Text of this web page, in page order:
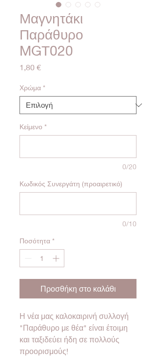
Μαγνητάκι
Παράθυρο
MGΤ020
1,80 €Τιμή
Χρώμα *
Κείμενο *
0/20
Κωδικός Συνεργάτη (προαιρετικό)
0/10
Ποσότητα *
Προσθήκη στο καλάθι
Η νέα μας καλοκαιρινή συλλογή
"Παράθυρο με θέα" είναι έτοιμη
και ταξιδεύει ήδη σε πολλούς
προορισμούς!